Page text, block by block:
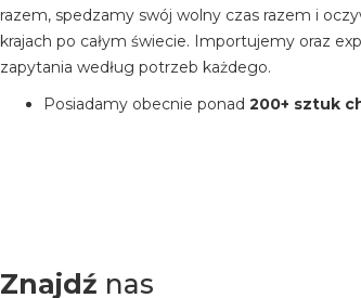
razem, spedzamy swój wolny czas razem i
krajach po całym świecie. Importujemy oraz
zapytania według potrzeb każdego.
Posiadamy obecnie ponad 200+ sztuk
Znajdź nas